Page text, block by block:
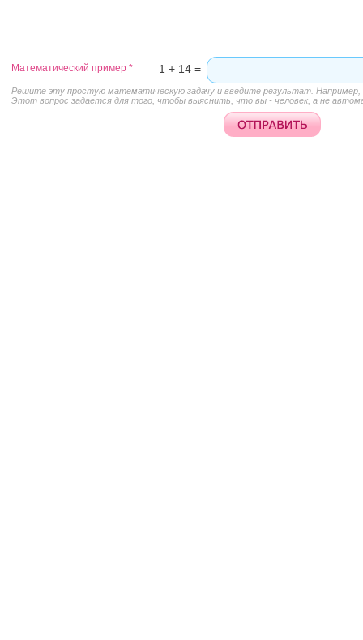
Этот вопрос задается для того, чтобы выяснить, что вы - человек, а не
Математический пример * 1 + 14 =
Решите эту простую математическую задачу и введите результат. Например,